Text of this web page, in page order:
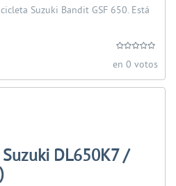
Suzuki Bandit GSF 650. Está
en 0 votos
DL650K7 /